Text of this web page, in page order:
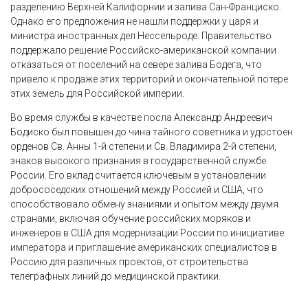
разделению Верхней Калифорнии и залива Сан-Франциско.
Однако его предложения не нашли поддержки у царя и
министра иностранных дел Нессельроде. Правительство
поддержало решение Российско-американской компании
отказаться от поселений на севере залива Бодега, что
привело к продаже этих территорий и окончательной потере
этих земель для Российской империи.
Во время службы в качестве посла Александр Андреевич
Бодиско был повышен до чина тайного советника и удостоен
орденов Св. Анны 1-й степени и Св. Владимира 2-й степени,
знаков высокого признания в государственной службе
России. Его вклад считается ключевым в установлении
добрососедских отношений между Россией и США, что
способствовало обмену знаниями и опытом между двумя
странами, включая обучение российских моряков и
инженеров в США для модернизации России по инициативе
императора и приглашение американских специалистов в
Россию для различных проектов, от строительства
телеграфных линий до медицинской практики.